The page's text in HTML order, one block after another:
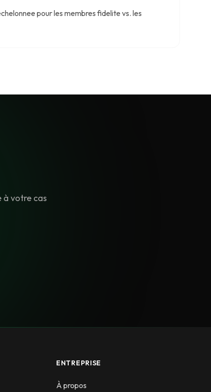
pour les membres fidelite vs. les
à votre cas
ENTREPRISE
À propos